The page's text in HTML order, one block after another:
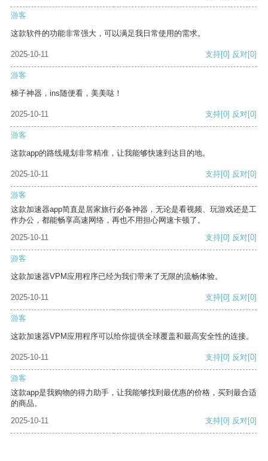
游客
这款软件的功能非常强大，可以满足我日常使用的需求。
2025-10-11 支持[0] 反对[0]
游客
梯子神器，ins随便看，美美哒！
2025-10-11 支持[0] 反对[0]
游客
这款app的路线规划非常精准，让我能够快速到达目的地。
2025-10-11 支持[0] 反对[0]
游客
这款加速器app简直是居家旅行必备神器，无论是看视频、玩游戏还是工
作办公，都能畅享高速网络，再也不用担心网速卡顿了。
2025-10-11
支持[0] 反对[0]
游客
这款加速器VPM应用程序已经为我们带来了无限的流畅体验。
2025-10-11 支持[0] 反对[0]
游客
这款加速器VPM应用程序可以给你提供全球覆盖和最高安全性的连接。
2025-10-11 支持[0] 反对[0]
游客
这款app是我购物的得力助手，让我能够找到最优惠的价格，买到最合适
的商品。
2025-10-11
支持[0] 反对[0]